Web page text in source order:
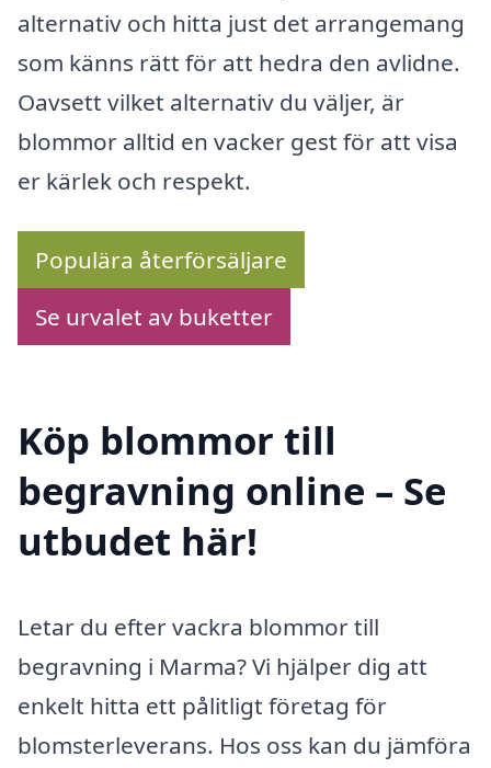
alternativ och hitta just det arrangemang
som känns rätt för att hedra den avlidne.
Oavsett vilket alternativ du väljer, är
blommor alltid en vacker gest för att visa
er kärlek och respekt.
Populära återförsäljare
Se urvalet av buketter
Köp blommor till
begravning online – Se
utbudet här!
Letar du efter vackra blommor till
begravning i Marma? Vi hjälper dig att
enkelt hitta ett pålitligt företag för
blomsterleverans. Hos oss kan du jämföra